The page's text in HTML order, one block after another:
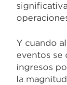
Y cuando
eventos se
ingresos
la